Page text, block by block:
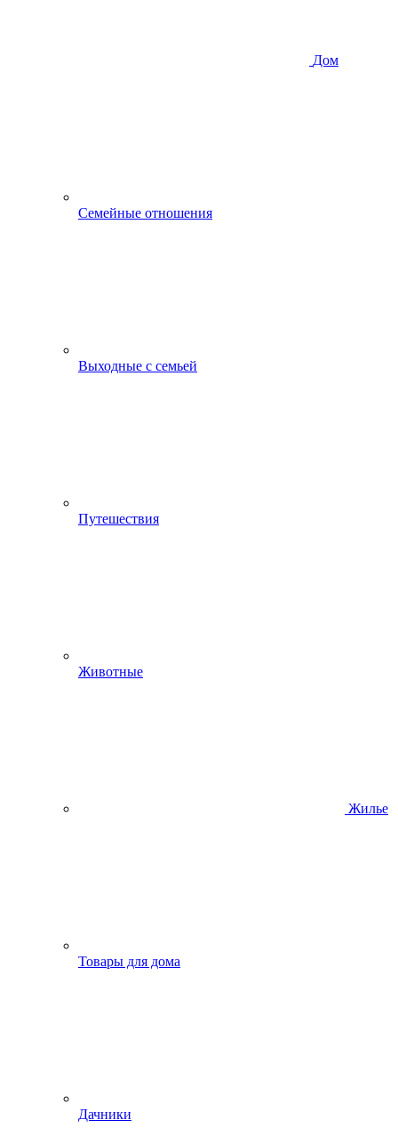
Дом
Семейные отношения
Выходные с семьей
Путешествия
Животные
Жилье
Товары для дома
Дачники